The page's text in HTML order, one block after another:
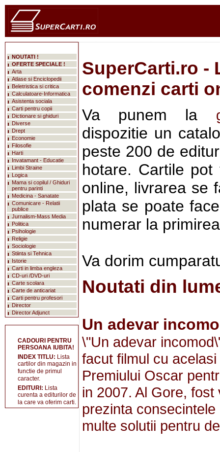
SuperCarti.ro -
comenzi carti
Va punem la
dispozitie un
peste 200 de
hotare. Cartile
online, livrarea se
plata se poate
numerar la
Va dorim
Noutati din
Un adevar
\"Un adevar
facut filmul cu
Premiului Oscar
in 2007. Al Gore,
prezinta
multe solutii pentru
NOUTATI !
OFERTE SPECIALE !
Arta
Atlase si Enciclopedii
Beletristica si critica
Calculatoare-Informatica
Asistenta sociala
Carti pentru copii
Dictionare si ghiduri
Diverse
Drept
Economie
Filosofie
Harti
Invatamant - Educatie
Limbi Straine
Logica
Mama si copilul / Ghiduri
pentru parinti
Medicina - Sanatate
Comunicare - Relatii
publice
Jurnalism-Mass Media
Politica
Psihologie
Religie
Sociologie
Stiinta si Tehnica
Istorie
Carti in limba engleza
CD-uri /DVD-uri
Carte scolara
Carte de anticariat
Carti pentru profesori
Director
Director Adjunct
CADOURI PENTRU
PERSOANA IUBITA!
INDEX TITLU: Lista
cartilor din magazin in
functie de primul
caracter.
EDITURI: Lista
curenta a editurilor de
la care va oferim carti.